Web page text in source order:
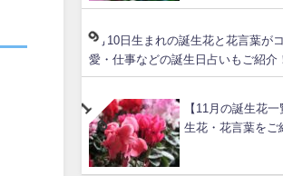
6月10日生まれの誕生花と花言葉が
愛・仕事などの誕生日占いもご紹介
【11月の誕生花
生花・花言葉をご